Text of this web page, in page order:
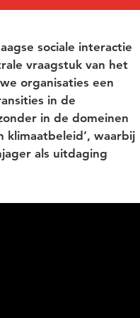
sociale interactie
vraagstuk van het
organisaties een
in de
in de domeinen
klimaatbeleid’, waarbij
als uitdaging